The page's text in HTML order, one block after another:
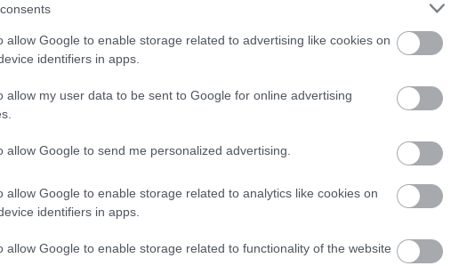
allow Google to enable storage related to advertising like cookies on
identifiers in apps.
allow my user data to be sent to Google for online advertising
allow Google to send me personalized advertising.
allow Google to enable storage related to analytics like cookies on
identifiers in apps.
allow Google to enable storage related to functionality of the website
sportesemény, de ez könnyen változhat,
Mokhzani Mahathir elmondta, hogy az F1
a szemüket.